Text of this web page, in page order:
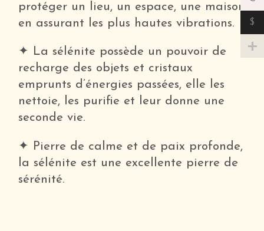
protéger un lieu, un espace, une maison
en assurant les plus hautes vibrations.
✦ La sélénite possède un pouvoir de
recharge des objets et cristaux
emprunts d’énergies passées, elle les
nettoie, les purifie et leur donne une
seconde vie.
✦ Pierre de calme et de paix profonde,
la sélénite est une excellente pierre de
sérénité.
$